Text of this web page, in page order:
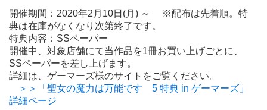
開催期間：2020年2月10日(月) ～ ※配布は先着順。特
典は在庫がなくなり次第終了です。
特典内容：SSペーパー
開催中、対象店舗にて当作品を1冊お買い上げごとに、
SSペーパーを差し上げます。
詳細は、ゲーマーズ様のサイトをご覧ください。
＞＞「聖女の魔力は万能です 5 特典 in ゲーマーズ」
詳細ページ